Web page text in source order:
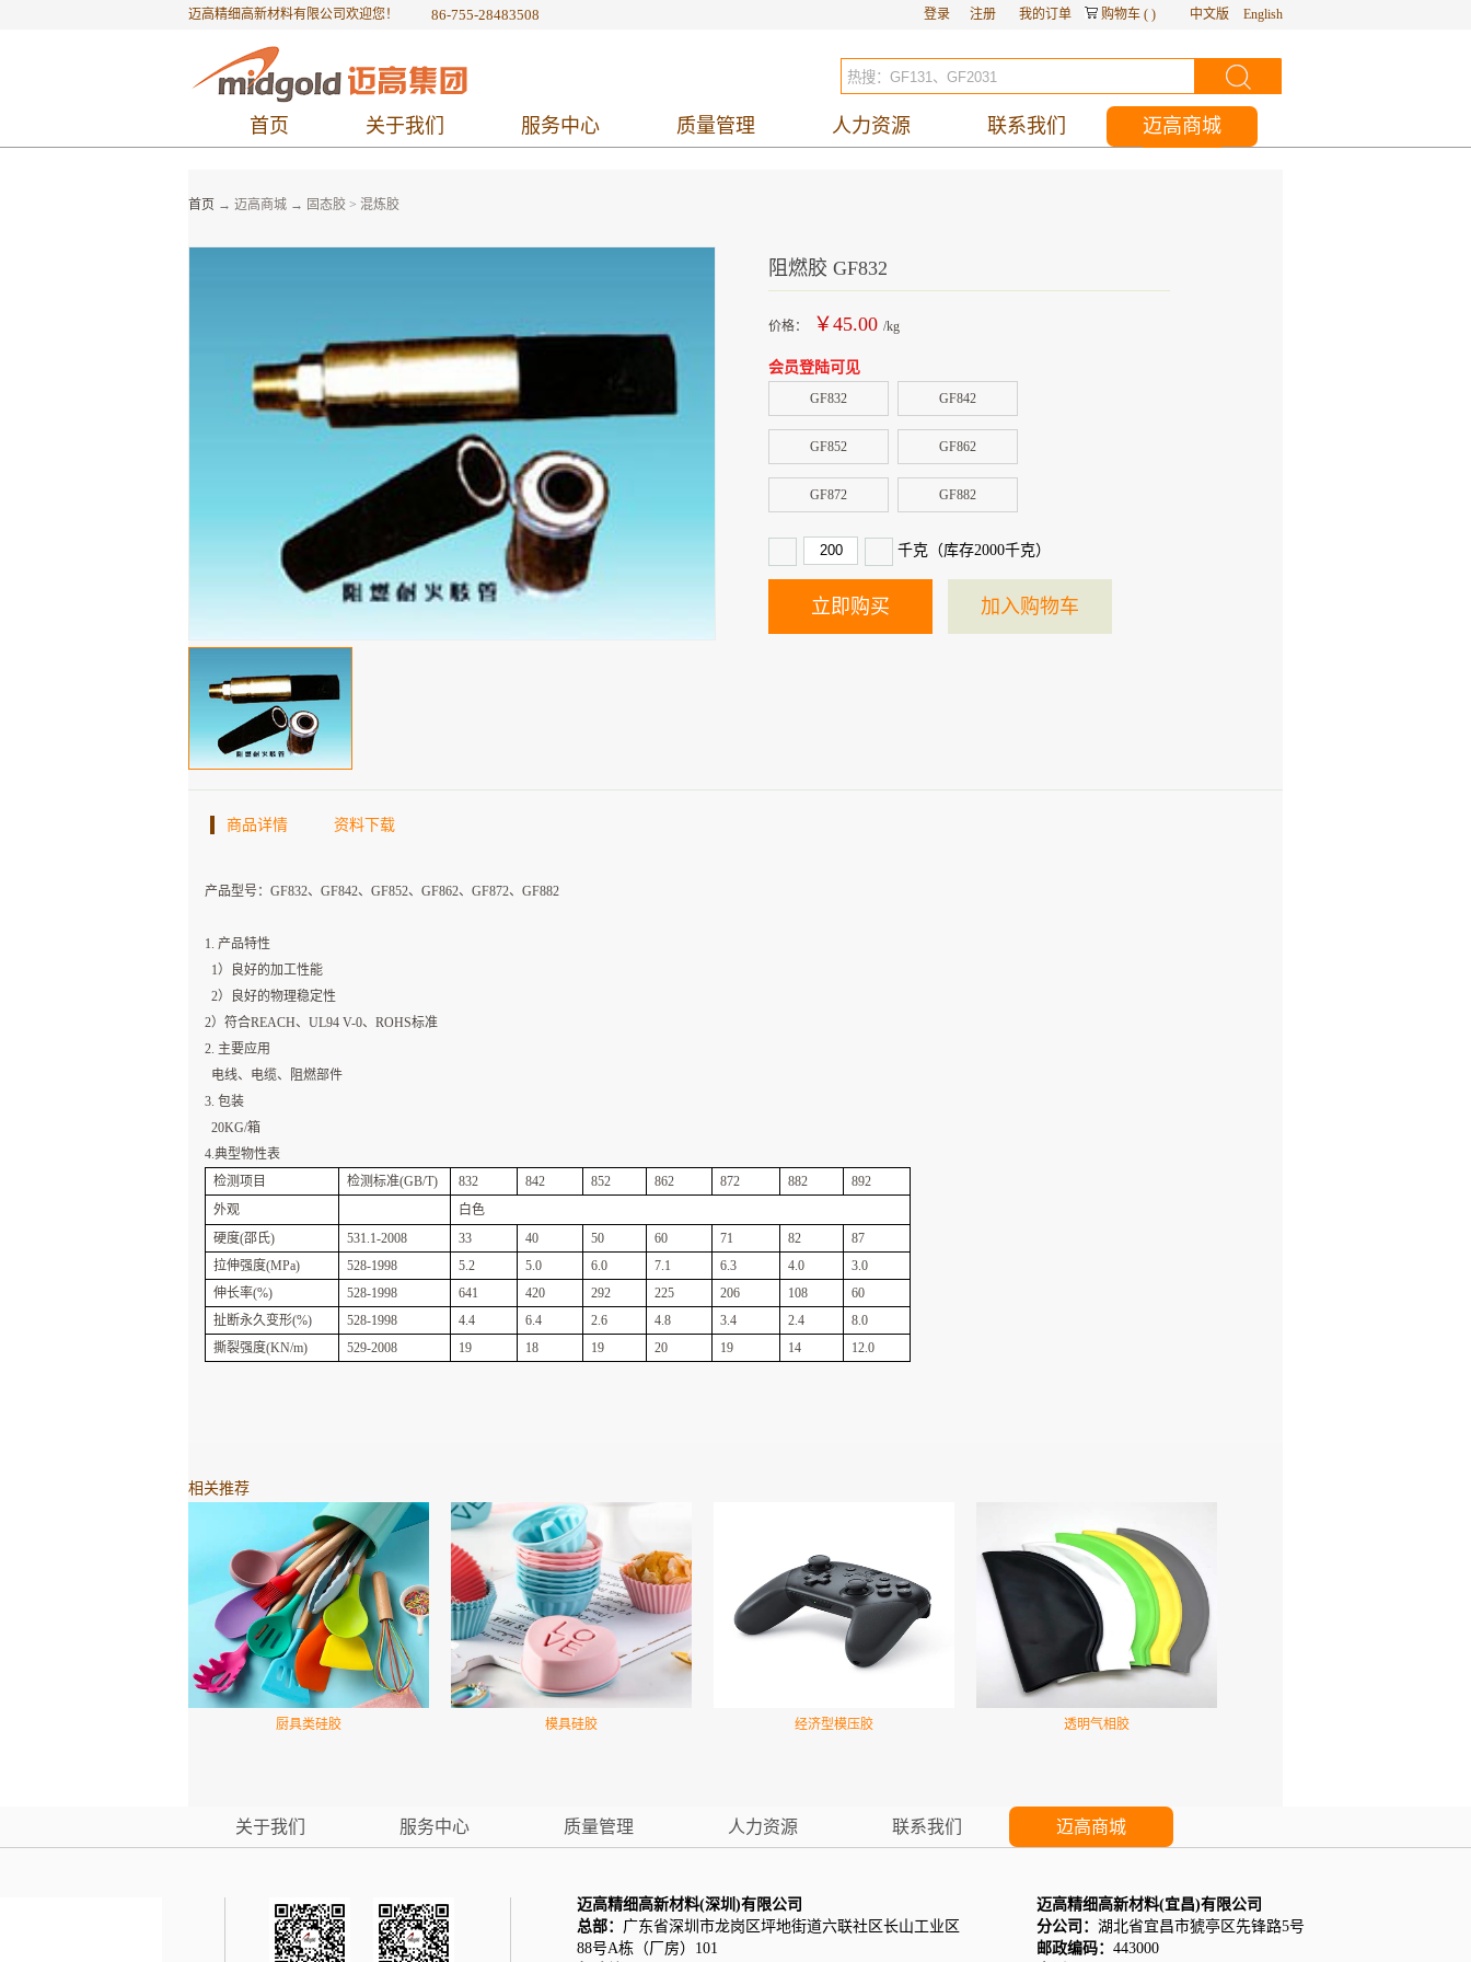
迈高精细高新材料有限公司欢迎您！ 86-755-28483508 中文版 English
购物车 ( )
我的订单
登录 注册
首页 关于我们 服务中心 质量管理 人力资源 联系我们 迈高商城
首页 → 迈高商城 → 固态胶 > 混炼胶
阻燃胶 GF832
价格： ￥45.00 /kg
会员登陆可见
GF832 GF842
GF852 GF862
GF872 GF882
千克（库存2000千克）
商品详情 资料下载
产品型号：GF832、GF842、GF852、GF862、GF872、GF882
1. 产品特性
1）良好的加工性能
2）良好的物理稳定性
2）符合REACH、UL94 V-0、ROHS标准
2. 主要应用
电线、电缆、阻燃部件
3. 包装
20KG/箱
4.典型物性表
检测项目
检测标准(GB/T) 832 842 852 862 872 882
892
外观
白色
硬度(邵氏)
531.1-2008 33 40 50 60 71 82
87
拉伸强度(MPa)
528-1998 5.2 5.0 6.0 7.1 6.3 4.0
3.0
伸长率(%)
528-1998 641 420 292 225 206 108
60
扯断永久变形(%)
528-1998 4.4 6.4 2.6 4.8 3.4 2.4
8.0
撕裂强度(KN/m)
529-2008 19 18 19 20 19 14 12.0
相关推荐
厨具类硅胶 模具硅胶 经济型模压胶 透明气相胶
关于我们 服务中心 质量管理 人力资源 联系我们 迈高商城
迈高精细高新材料(深圳)有限公司
总部： 广东省深圳市龙岗区坪地街道六联社区长山工业区
88号A栋（厂房）101
迈高精细高新材料(宜昌)有限公司
分公司： 湖北省宜昌市猇亭区先锋路5号
邮政编码： 443000